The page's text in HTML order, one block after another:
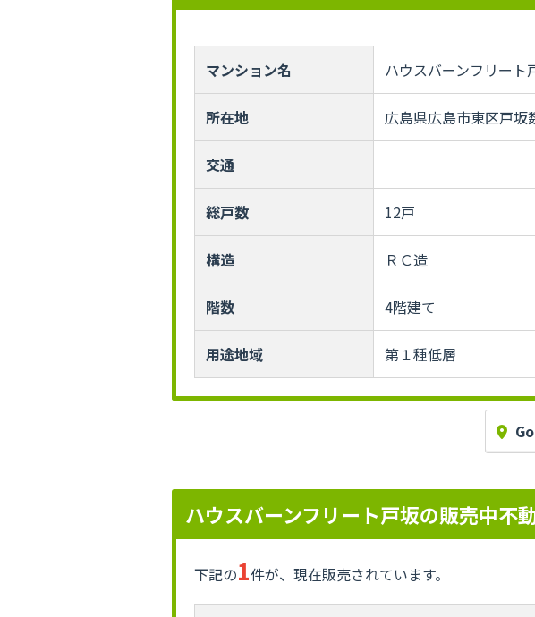
マンション名 ハウスバーンフリート
所在地 広島県広島市東区戸坂
交通
総戸数 12戸
構造 ＲＣ造
階数 4階建て
用途地域 第１種低層
ハウスバーンフリート戸坂の販売中不
下記の1件が、現在販売されています。